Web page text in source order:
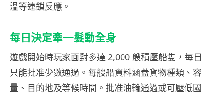
溫等連鎖反應。
每日決定牽一髮動全身
遊戲開始時玩家面對多達 2,000 艘積壓船隻，每日
只能批准少數通過。每艘船資料涵蓋貨物種類、容
量、目的地及等候時間。批准油輪通過或可壓低國